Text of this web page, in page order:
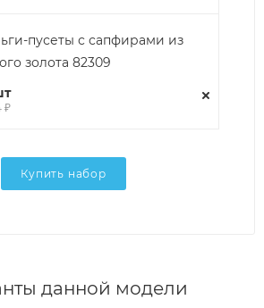
пусеты с сапфирами из
золота 82309
₽
Купить набор
данной модели